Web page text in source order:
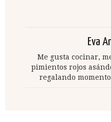
Eva
Me gusta cocinar,
pimientos rojos
regalando